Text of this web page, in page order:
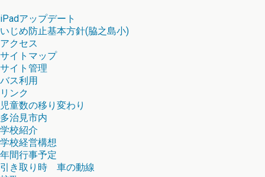
iPadアップデート
いじめ防止基本方針(脇之島小)
アクセス
サイトマップ
サイト管理
バス利用
リンク
児童数の移り変わり
多治見市内
学校紹介
学校経営構想
年間行事予定
引き取り時 車の動線